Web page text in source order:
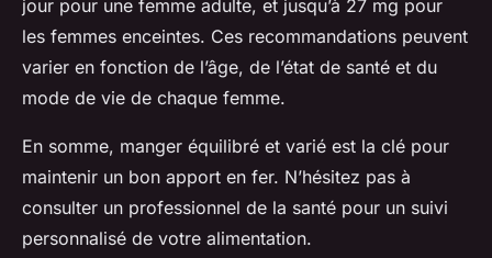
jour pour une femme adulte, et jusqu’à 27 mg pour
les femmes enceintes. Ces recommandations peuvent
varier en fonction de l’âge, de l’état de santé et du
mode de vie de chaque femme.
En somme, manger équilibré et varié est la clé pour
maintenir un bon apport en fer. N’hésitez pas à
consulter un professionnel de la santé pour un suivi
personnalisé de votre alimentation.